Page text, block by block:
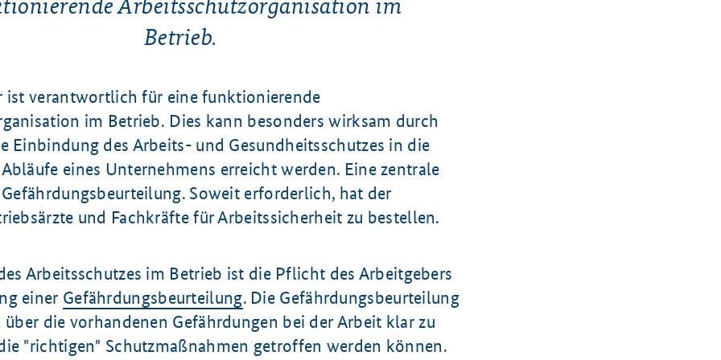
Arbeitsschutzorganisation im
Betrieb.
ist verantwortlich für eine funktionierende
im Betrieb. Dies kann besonders wirksam durch
Einbindung des Arbeits- und Gesundheits­schutzes in die
eines Unternehmens erreicht werden. Eine zentrale
Soweit erforderlich, hat der
und Fachkräfte für Arbeitssicherheit zu bestellen.
Arbeitsschutzes im Betrieb ist die Pflicht des Arbeitgebers
einer Gefährdungsbeurteilung. Die Gefährdungsbeurteilung
über die vorhandenen Gefährdungen bei der Arbeit klar zu
"richtigen" Schutzmaßnahmen getroffen werden können.